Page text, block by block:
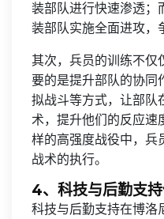
装部队进行快速渗透；
装部队实施全面进攻，
其次，兵员的训练不仅
要的是提升部队的协同
拟战斗等方式，让部队
术，提升他们的反应速
样的高强度战役中，兵
战术的执行。
4、科技与后勤支
科技与后勤支持在博洛